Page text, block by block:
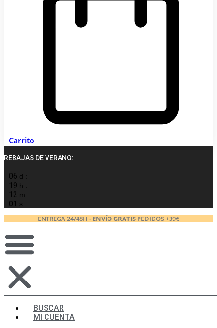
Carrito
REBAJAS DE VERANO:
06 d :
19 h :
12 m :
00 s
ENTREGA 24/48H - ENVÍO GRATISPEDIDOS +39€
BUSCAR
MI CUENTA